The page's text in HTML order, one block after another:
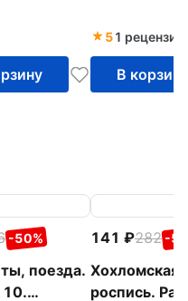
51 рецензия
В корзину
-50%
поезда.
10.
141 282 -
Хохломская
роспись.